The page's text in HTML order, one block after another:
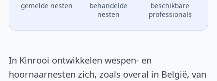
gemelde nesten
behandelde
nesten
beschikbare
professionals
In Kinrooi ontwikkelen wespen- en
hoornaarnesten zich, zoals overal in België, van